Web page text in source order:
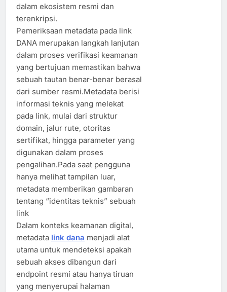
dalam ekosistem resmi dan
terenkripsi.
Pemeriksaan metadata pada link
DANA merupakan langkah lanjutan
dalam proses verifikasi keamanan
yang bertujuan memastikan bahwa
sebuah tautan benar-benar berasal
dari sumber resmi.Metadata berisi
informasi teknis yang melekat
pada link, mulai dari struktur
domain, jalur rute, otoritas
sertifikat, hingga parameter yang
digunakan dalam proses
pengalihan.Pada saat pengguna
hanya melihat tampilan luar,
metadata memberikan gambaran
tentang “identitas teknis” sebuah
link
Dalam konteks keamanan digital,
metadata link dana menjadi alat
utama untuk mendeteksi apakah
sebuah akses dibangun dari
endpoint resmi atau hanya tiruan
yang menyerupai halaman